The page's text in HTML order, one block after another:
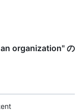
organization" の